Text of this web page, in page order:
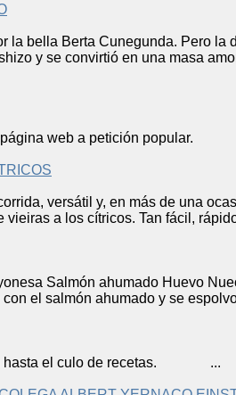
la bella Berta Cunegunda. Pero la
y se convirtió en una masa
la página web a
versátil y, en más de una
vieiras a los cítricos. Tan fácil,
Salmón ahumado Huevo
el salmón ahumado y se
el culo de recetas. ...